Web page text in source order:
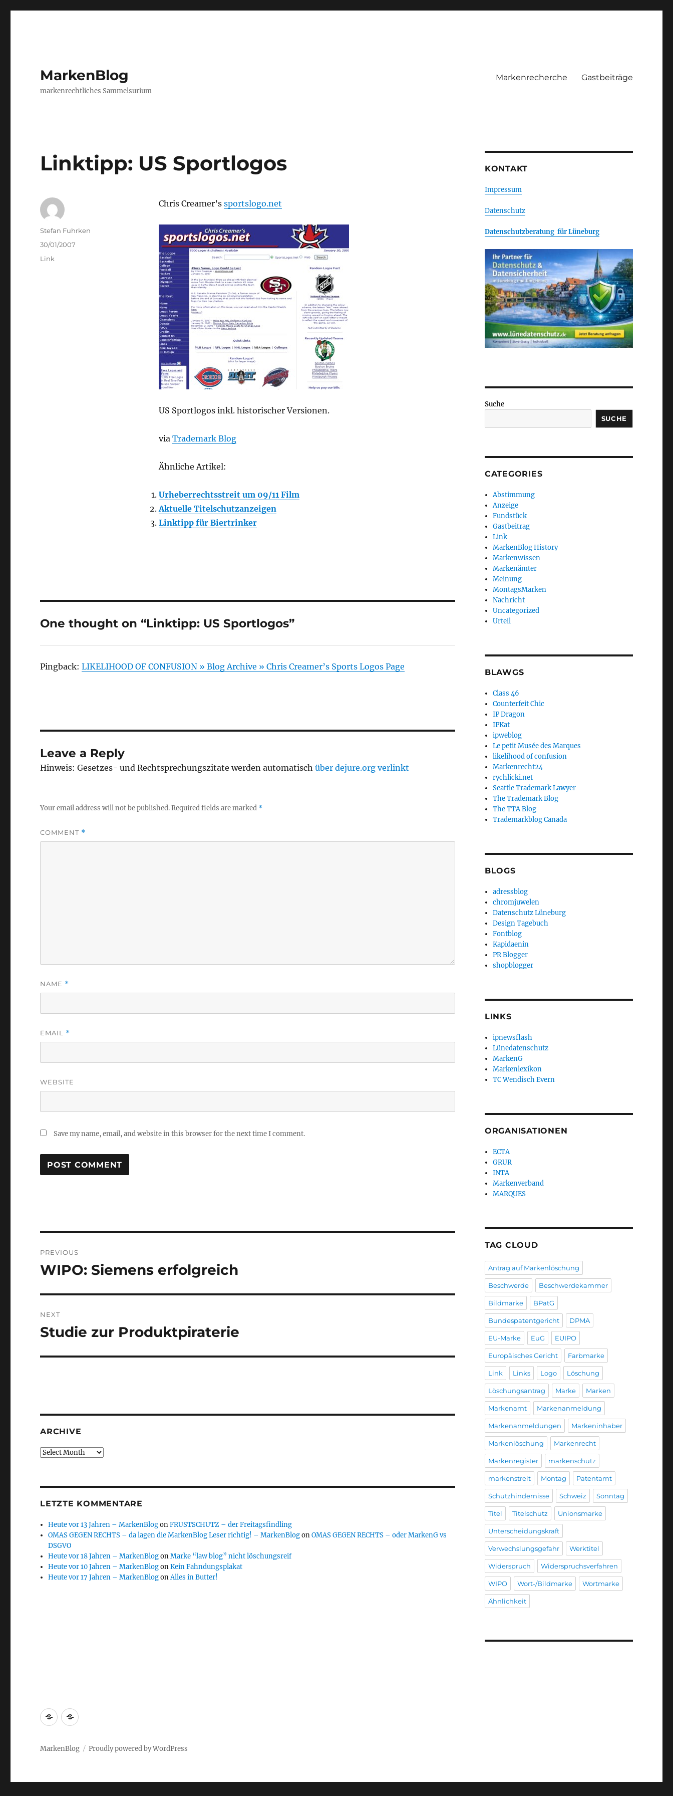
MarkenBlog
markenrechtliches Sammelsurium
Markenrecherche Gastbeiträge
Linktipp: US Sportlogos
Chris Creamer’s sportslogo.net
US Sportlogos inkl. historischer Versionen.
via Trademark Blog
Ähnliche Artikel:
Urheberrechtsstreit um 09/11 Film
Aktuelle Titelschutzanzeigen
Linktipp für Biertrinker
Author
Stefan Fuhrken
Posted
on
30/01/2007
Categories
Link
One thought on “Linktipp: US Sportlogos”
Pingback:LIKELIHOOD OF CONFUSION » Blog Archive » Chris Creamer’s Sports Logos Page
Leave a Reply
Hinweis: Gesetzes- und Rechtsprechungszitate werden automatischüber dejure.org verlinkt
Your email address will not be published.Required fields are marked *
COMMENT *
NAME *
EMAIL *
WEBSITE
Save my name, email, and website in this browser for the next time I comment.
navigation
PREVIOUS
Previous
WIPO: Siemens erfolgreich
NEXT
Next
Studie zur Produktpiraterie
ARCHIVE
Archive
LETZTE KOMMENTARE
Heute vor 13 Jahren – MarkenBlogonFRUSTSCHUTZ – der Freitagsfindling
OMAS GEGEN RECHTS – da lagen die MarkenBlog Leser richtig! – MarkenBlogonOMAS GEGEN RECHTS – oder MarkenG vs
DSGVO
Heute vor 18 Jahren – MarkenBlogonMarke “law blog” nicht löschungsreif
Heute vor 10 Jahren – MarkenBlogonKein Fahndungsplakat
Heute vor 17 Jahren – MarkenBlogonAlles in Butter!
KONTAKT
Impressum
Datenschutz
Datenschutzberatung für Lüneburg
Suche
SUCHE
CATEGORIES
Abstimmung
Anzeige
Fundstück
Gastbeitrag
Link
MarkenBlog History
Markenwissen
Markenämter
Meinung
MontagsMarken
Nachricht
Uncategorized
Urteil
BLAWGS
Class 46
Counterfeit Chic
IP Dragon
IPKat
ipweblog
Le petit Musée des Marques
likelihood of confusion
Markenrecht24
rychlicki.net
Seattle Trademark Lawyer
The Trademark Blog
The TTA Blog
Trademarkblog Canada
BLOGS
adressblog
chromjuwelen
Datenschutz Lüneburg
Design Tagebuch
Fontblog
Kapidaenin
PR Blogger
shopblogger
LINKS
ipnewsflash
Lünedatenschutz
MarkenG
Markenlexikon
TC Wendisch Evern
ORGANISATIONEN
ECTA
GRUR
INTA
Markenverband
MARQUES
TAG CLOUD
Antrag auf Markenlöschung
Beschwerde Beschwerdekammer
Bildmarke BPatG
Bundespatentgericht DPMA
EU-Marke EuG EUIPO
Europäisches Gericht Farbmarke
Link Links Logo Löschung
Löschungsantrag Marke Marken
Markenamt Markenanmeldung
Markenanmeldungen Markeninhaber
Markenlöschung Markenrecht
Markenregister markenschutz
markenstreit Montag Patentamt
Schutzhindernisse Schweiz Sonntag
Titel Titelschutz Unionsmarke
Unterscheidungskraft
Verwechslungsgefahr Werktitel
Widerspruch Widerspruchsverfahren
WIPO Wort-/Bildmarke Wortmarke
Ähnlichkeit
Markenrecherche
Gastbeiträge
MarkenBlog Proudly powered by WordPress